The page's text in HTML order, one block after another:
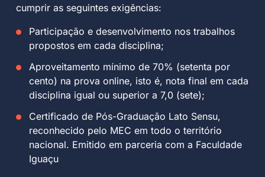
cumprir as seguintes exigências:
Participação e desenvolvimento nos trabalhos
propostos em cada disciplina;
Aproveitamento mínimo de 70% (setenta por
cento) na prova online, isto é, nota final em cada
disciplina igual ou superior a 7,0 (sete);
Certificado de Pós-Graduação Lato Sensu,
reconhecido pelo MEC em todo o território
nacional. Emitido em parceria com a Faculdade
Iguaçu